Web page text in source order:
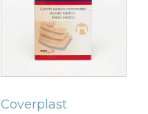
Coverplast